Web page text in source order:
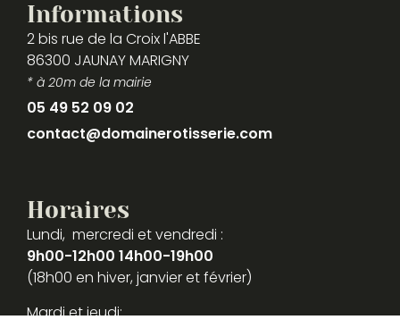
Informations
2 bis rue de la Croix l'ABBE
86300 JAUNAY MARIGNY
* à 20m de la mairie
05 49 52 09 02
contact@domainerotisserie.com
Horaires
Lundi, mercredi et vendredi :
9h00-12h00 14h00-19h00
(18h00 en hiver, janvier et février)
Mardi et jeudi: